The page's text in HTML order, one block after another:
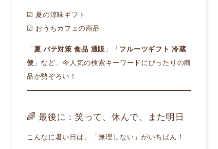
☑ 夏の涼味ギフト
☑ おうちカフェの商品
「夏 バテ対策 食品 通販 」「フルーツギフト 冷蔵
便 」など、今人気の検索キーワードにぴったりの商
品が勢ぞろい！
🌈 最後に：笑って、休んで、また明日
こんなに暑い日は、「無理しない」がいちばん！